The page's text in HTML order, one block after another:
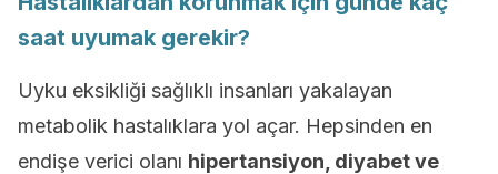
saat uyumak gerekir?
Uyku eksikliği sağlıklı insanları yakalayan
metabolik hastalıklara yol açar. Hepsinden en
endişe verici olanı hipertansiyon, diyabet ve